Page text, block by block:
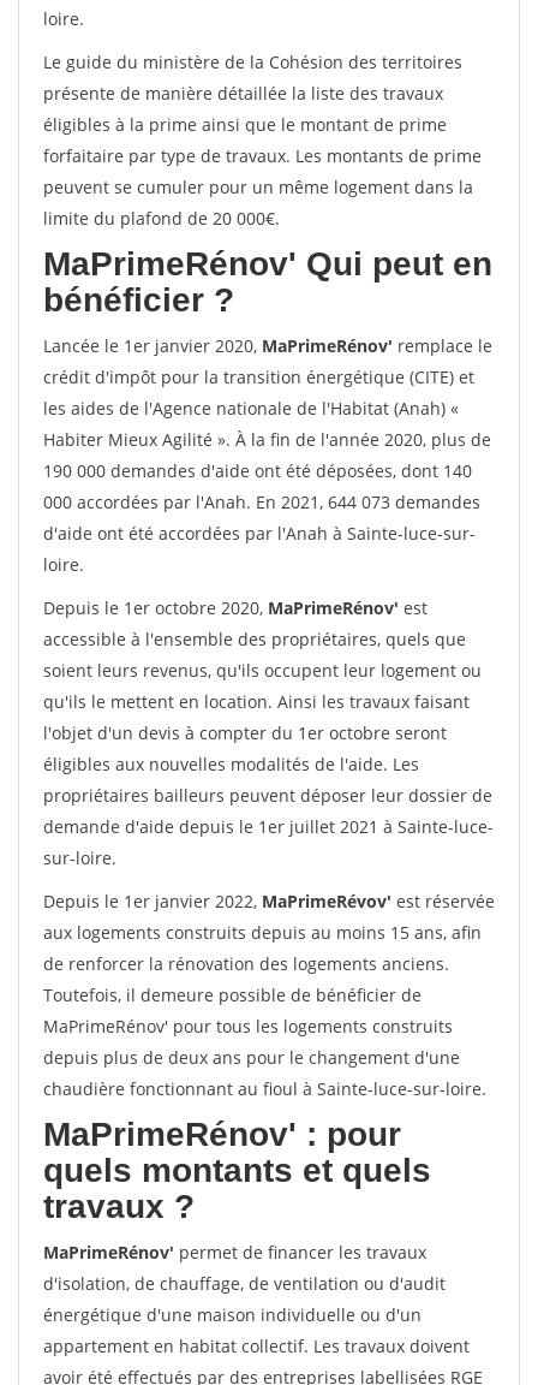
loire.
Le guide du ministère de la Cohésion des territoires
présente de manière détaillée la liste des travaux
éligibles à la prime ainsi que le montant de prime
forfaitaire par type de travaux. Les montants de prime
peuvent se cumuler pour un même logement dans la
limite du plafond de 20 000€.
MaPrimeRénov' Qui peut en
bénéficier ?
Lancée le 1er janvier 2020, MaPrimeRénov' remplace le
crédit d'impôt pour la transition énergétique (CITE) et
les aides de l'Agence nationale de l'Habitat (Anah) «
Habiter Mieux Agilité ». À la fin de l'année 2020, plus de
190 000 demandes d'aide ont été déposées, dont 140
000 accordées par l'Anah. En 2021, 644 073 demandes
d'aide ont été accordées par l'Anah à Sainte-luce-sur-
loire.
Depuis le 1er octobre 2020, MaPrimeRénov' est
accessible à l'ensemble des propriétaires, quels que
soient leurs revenus, qu'ils occupent leur logement ou
qu'ils le mettent en location. Ainsi les travaux faisant
l'objet d'un devis à compter du 1er octobre seront
éligibles aux nouvelles modalités de l'aide. Les
propriétaires bailleurs peuvent déposer leur dossier de
demande d'aide depuis le 1er juillet 2021 à Sainte-luce-
sur-loire.
Depuis le 1er janvier 2022, MaPrimeRévov' est réservée
aux logements construits depuis au moins 15 ans, afin
de renforcer la rénovation des logements anciens.
Toutefois, il demeure possible de bénéficier de
MaPrimeRénov' pour tous les logements construits
depuis plus de deux ans pour le changement d'une
chaudière fonctionnant au fioul à Sainte-luce-sur-loire.
MaPrimeRénov' : pour
quels montants et quels
travaux ?
MaPrimeRénov' permet de financer les travaux
d'isolation, de chauffage, de ventilation ou d'audit
énergétique d'une maison individuelle ou d'un
appartement en habitat collectif. Les travaux doivent
avoir été effectués par des entreprises labellisées RGE